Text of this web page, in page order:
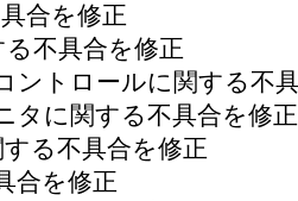
合を修正
る不具合を修正
ントロールに関する不
タに関する不具合を修正
る不具合を修正
合を修正